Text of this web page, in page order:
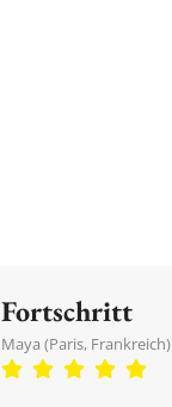
Fortschritt
Maya (Paris, Frankreich)